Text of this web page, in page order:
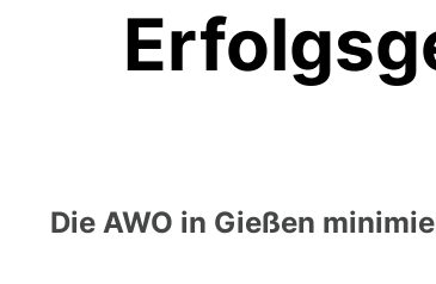
Die AWO in Gießen